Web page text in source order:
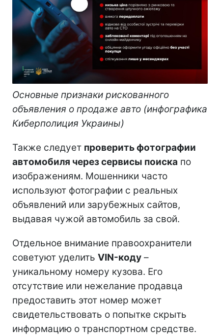
Основные признаки рискованного
объявления о продаже авто (инфографика
Киберполиция Украины)
Также следует проверить фотографии
автомобиля через сервисы поиска по
изображениям. Мошенники часто
используют фотографии с реальных
объявлений или зарубежных сайтов,
выдавая чужой автомобиль за свой.
Отдельное внимание правоохранители
советуют уделить VIN-коду –
уникальному номеру кузова. Его
отсутствие или нежелание продавца
предоставить этот номер может
свидетельствовать о попытке скрыть
информацию о транспортном средстве.